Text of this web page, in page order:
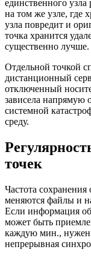
единственного
на том же узле, где
узла повредит и
точка хранится
существенно лучше.
Отдельной точкой
дистанционный
отключенный
зависела напрямую
системной
среду.
точек
Частота сохранения
меняются файлы и
Если информация
может быть
каждую мин., нужен
непрерывная